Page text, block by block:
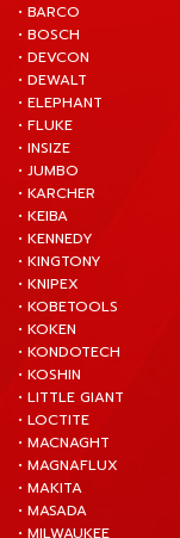
• BARCO
• BOSCH
• DEVCON
• DEWALT
• ELEPHANT
• FLUKE
• INSIZE
• JUMBO
• KARCHER
• KEIBA
• KENNEDY
• KINGTONY
• KNIPEX
• KOBETOOLS
• KOKEN
• KONDOTECH
• KOSHIN
• LITTLE GIANT
• LOCTITE
• MACNAGHT
• MAGNAFLUX
• MAKITA
• MASADA
• MILWAUKEE